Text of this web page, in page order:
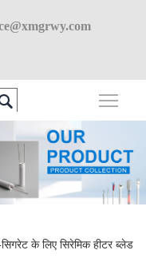
मुख्य
के लिए सिरेमिक हीटर ब्लेड